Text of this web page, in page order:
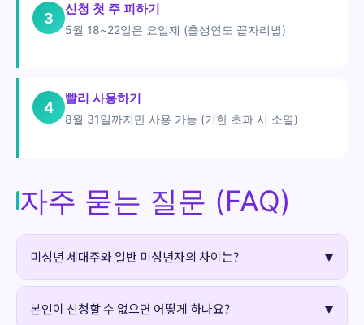
3
신청 첫 주 피하기
5월 18~22일은 요일제 (출생연도 끝자리별)
4
빨리 사용하기
8월 31일까지만 사용 가능 (기한 초과 시 소멸)
자주 묻는 질문 (FAQ)
미성년 세대주와 일반 미성년자의 차이는?
본인이 신청할 수 없으면 어떻게 하나요?